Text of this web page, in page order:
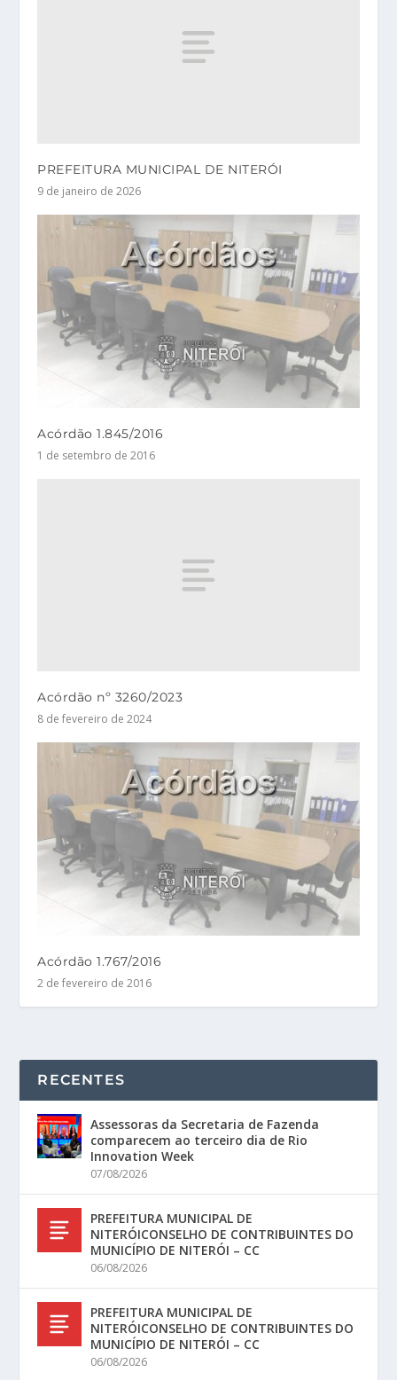
PREFEITURA MUNICIPAL DE NITERÓI
9 de janeiro de 2026
Acórdão 1.845/2016
1 de setembro de 2016
Acórdão nº 3260/2023
8 de fevereiro de 2024
Acórdão 1.767/2016
2 de fevereiro de 2016
RECENTES
Assessoras da Secretaria de Fazenda
comparecem ao terceiro dia de Rio
Innovation Week
07/08/2026
PREFEITURA MUNICIPAL DE
NITERÓICONSELHO DE CONTRIBUINTES DO
MUNICÍPIO DE NITERÓI – CC
06/08/2026
PREFEITURA MUNICIPAL DE
NITERÓICONSELHO DE CONTRIBUINTES DO
MUNICÍPIO DE NITERÓI – CC
06/08/2026